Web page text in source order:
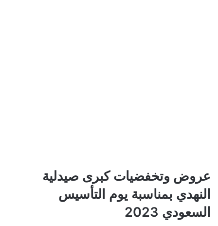
عروض وتخفضيات كبرى صيدلية
النهدي بمناسبة يوم التأسيس
السعودي 2023